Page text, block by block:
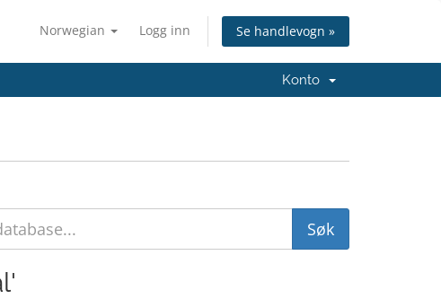
Norwegian Logg inn Se handlevogn »
Konto